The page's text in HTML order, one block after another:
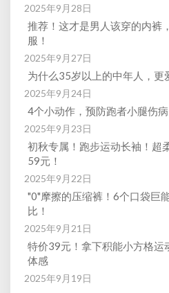
2025年9月28日
推荐！这才是男人该穿的内裤
服！
2025年9月27日
为什么35岁以上的中年人，更
2025年9月24日
4个小动作，预防跑者小腿伤病
2025年9月23日
初秋专属！跑步运动长袖！超
59元！
2025年9月22日
"0"摩擦的压缩裤！6个口袋巨
比！
2025年9月21日
特价39元！拿下积能小方格运
体感
2025年9月19日